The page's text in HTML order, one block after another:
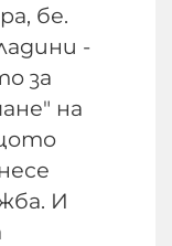
бе.
-
за
на
И